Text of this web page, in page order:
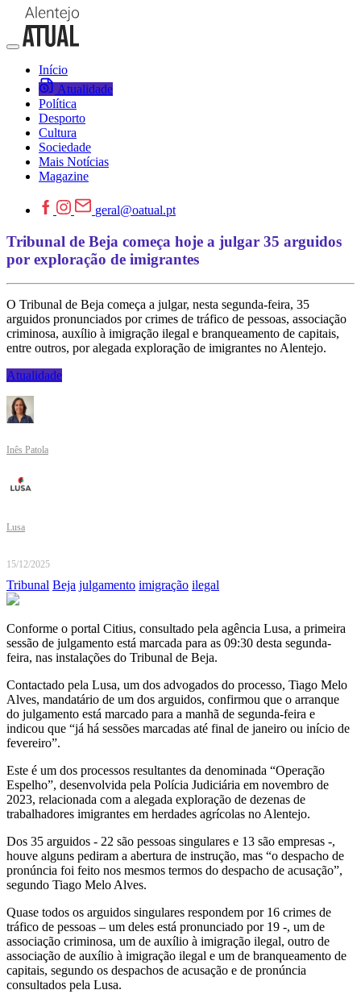
Início
Atualidade
Política
Desporto
Cultura
Sociedade
Mais Notícias
Magazine
geral@oatual.pt
Tribunal de Beja começa hoje a julgar 35 arguidos
por exploração de imigrantes
O Tribunal de Beja começa a julgar, nesta segunda-feira, 35
arguidos pronunciados por crimes de tráfico de pessoas, associação
criminosa, auxílio à imigração ilegal e branqueamento de capitais,
entre outros, por alegada exploração de imigrantes no Alentejo.
Atualidade
Inês Patola
Lusa
15/12/2025
Tribunal Beja julgamento imigração ilegal
Conforme o portal Citius, consultado pela agência Lusa, a primeira
sessão de julgamento está marcada para as 09:30 desta segunda-
feira, nas instalações do Tribunal de Beja.
Contactado pela Lusa, um dos advogados do processo, Tiago Melo
Alves, mandatário de um dos arguidos, confirmou que o arranque
do julgamento está marcado para a manhã de segunda-feira e
indicou que “já há sessões marcadas até final de janeiro ou início de
fevereiro”.
Este é um dos processos resultantes da denominada “Operação
Espelho”, desenvolvida pela Polícia Judiciária em novembro de
2023, relacionada com a alegada exploração de dezenas de
trabalhadores imigrantes em herdades agrícolas no Alentejo.
Dos 35 arguidos - 22 são pessoas singulares e 13 são empresas -,
houve alguns pediram a abertura de instrução, mas “o despacho de
pronúncia foi feito nos mesmos termos do despacho de acusação”,
segundo Tiago Melo Alves.
Quase todos os arguidos singulares respondem por 16 crimes de
tráfico de pessoas – um deles está pronunciado por 19 -, um de
associação criminosa, um de auxílio à imigração ilegal, outro de
associação de auxílio à imigração ilegal e um de branqueamento de
capitais, segundo os despachos de acusação e de pronúncia
consultados pela Lusa.